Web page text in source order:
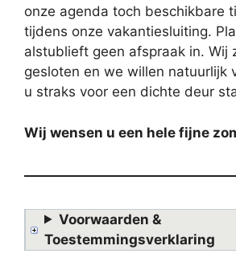
onze agenda toch beschikbare
tijdens onze vakantiesluiting.
alstublieft geen afspraak in. Wij
gesloten en we willen natuurlijk
u straks voor een dichte deur
Wij wensen u een hele fijne
Voorwaarden &
Toestemmingsverklaring